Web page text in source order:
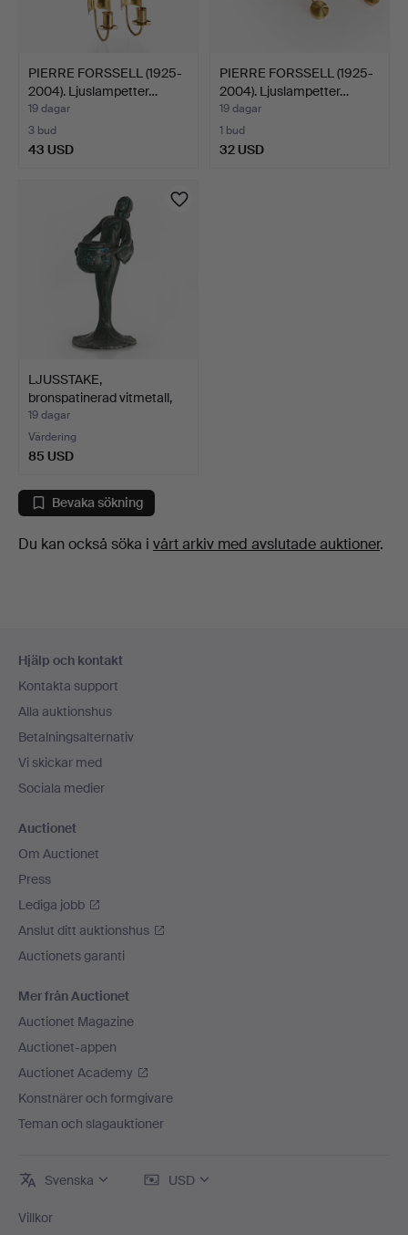
PIERRE FORSSELL (1925-
2004). Ljuslampetter…
19 dagar
3 bud
43 USD
PIERRE FORSSELL (1925-
2004). Ljuslampetter…
19 dagar
1 bud
32 USD
LJUSSTAKE,
bronspatinerad vitmetall,
tidig…
19 dagar
Värdering
85 USD
Bevaka sökning
Du kan också söka i vårt arkiv med avslutade auktioner.
Hjälp och kontakt
Kontakta support
Alla auktionshus
Betalningsalternativ
Vi skickar med
Sociala medier
Auctionet
Om Auctionet
Press
Lediga jobb
Anslut ditt auktionshus
Auctionets garanti
Mer från Auctionet
Auctionet Magazine
Auctionet-appen
Auctionet Academy
Konstnärer och formgivare
Teman och slagauktioner
Svenska USD
Villkor